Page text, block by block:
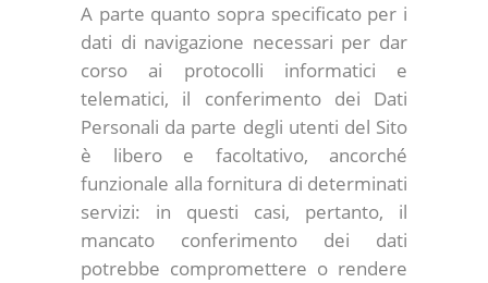
A parte quanto sopra specificato per i
dati di navigazione necessari per dar
corso ai protocolli informatici e
telematici, il conferimento dei Dati
Personali da parte degli utenti del Sito
è libero e facoltativo, ancorché
funzionale alla fornitura di determinati
servizi: in questi casi, pertanto, il
mancato conferimento dei dati
potrebbe compromettere o rendere